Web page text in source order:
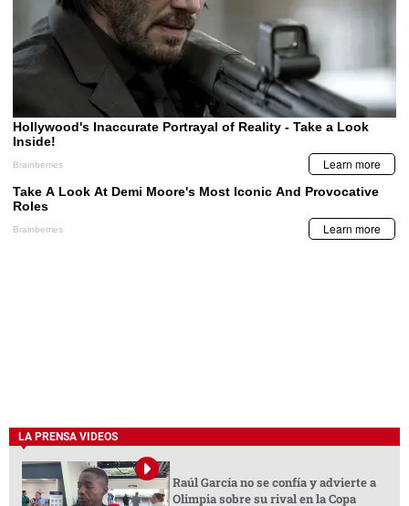
LA PRENSA VIDEOS
Raúl García no se confía y advierte a
Olimpia sobre su rival en la Copa